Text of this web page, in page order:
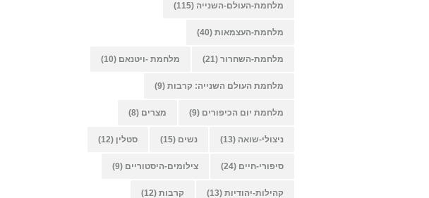
מלחמת-העולם-השנייה (115)
מלחמת-העצמאות (40)
מלחמת-השחרור (21) מלחמת -ויטנאם (10)
מלחמת העולם השנייה: קרבות (9)
מלחמת יום הכיפורים (9) מצרים (8)
ניצולי-שואה (13) נשים (15) סטלין (12)
סיפורי-חיים (24) צילומים-היסטוריים (9)
קהילות-יהודיות (13) קרבות (12)